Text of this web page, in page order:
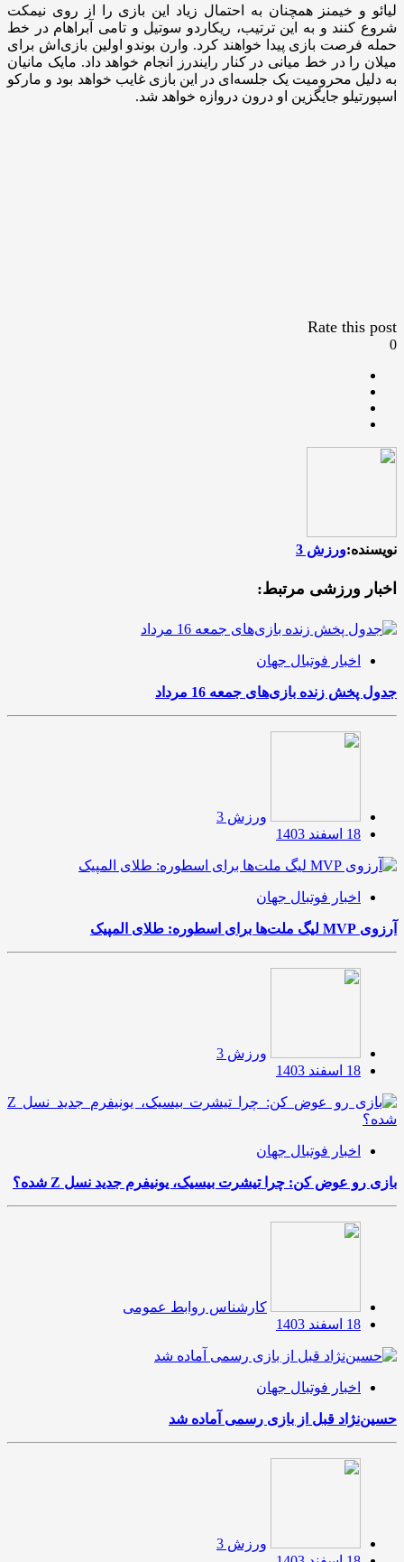
لیائو و خیمنز همچنان به احتمال زیاد این بازی را از روی نیمکت
شروع کنند و به این ترتیب، ریکاردو سوتیل و تامی آبراهام در خط
حمله فرصت بازی پیدا خواهند کرد. وارن بوندو اولین بازی‌اش برای
میلان را در خط میانی در کنار رایندرز انجام خواهد داد. مایک مانیان
به دلیل محرومیت یک‌ جلسه‌ای در این بازی غایب خواهد بود و مارکو
اسپورتیلو جایگزین او درون دروازه خواهد شد.
Rate this post
0
نویسنده:ورزش 3
اخبار ورزشی مرتبط:
اخبار فوتبال جهان
جدول پخش زنده بازی‌های جمعه 16 مرداد
ورزش 3
18 اسفند 1403
اخبار فوتبال جهان
آرزوی MVP لیگ ملت‌ها برای اسطوره: طلای المپیک
ورزش 3
18 اسفند 1403
اخبار فوتبال جهان
بازی رو عوض کن: چرا تیشرت بیسیک، یونیفرم جدید نسل Z شده؟
کارشناس روابط عمومی
18 اسفند 1403
اخبار فوتبال جهان
حسین‌نژاد قبل از بازی رسمی آماده شد
ورزش 3